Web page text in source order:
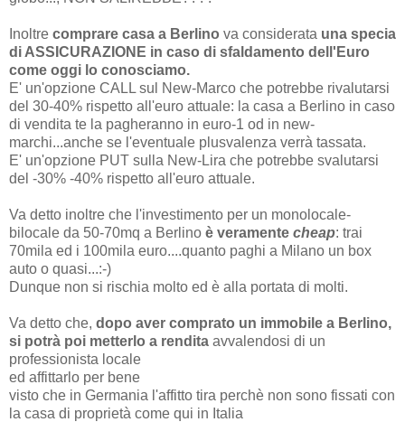
Inoltre comprare casa a Berlino va considerata una specia
di ASSICURAZIONE in caso di sfaldamento dell'Euro
come oggi lo conosciamo.
E' un'opzione CALL sul New-Marco che potrebbe rivalutarsi
del 30-40% rispetto all'euro attuale: la casa a Berlino in caso
di vendita te la pagheranno in euro-1 od in new-
marchi...anche se l'eventuale plusvalenza verrà tassata.
E' un'opzione PUT sulla New-Lira che potrebbe svalutarsi
del -30% -40% rispetto all'euro attuale.
Va detto inoltre che l'investimento per un monolocale-
bilocale da 50-70mq a Berlino è veramente cheap: trai
70mila ed i 100mila euro....quanto paghi a Milano un box
auto o quasi...:-)
Dunque non si rischia molto ed è alla portata di molti.
Va detto che, dopo aver comprato un immobile a Berlino,
si potrà poi metterlo a rendita avvalendosi di un
professionista locale
ed affittarlo per bene
visto che in Germania l'affitto tira perchè non sono fissati con
la casa di proprietà come qui in Italia